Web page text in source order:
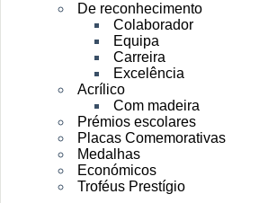
De reconhecimento
Colaborador
Equipa
Carreira
Excelência
Acrílico
Com madeira
Prémios escolares
Placas Comemorativas
Medalhas
Económicos
Troféus Prestígio